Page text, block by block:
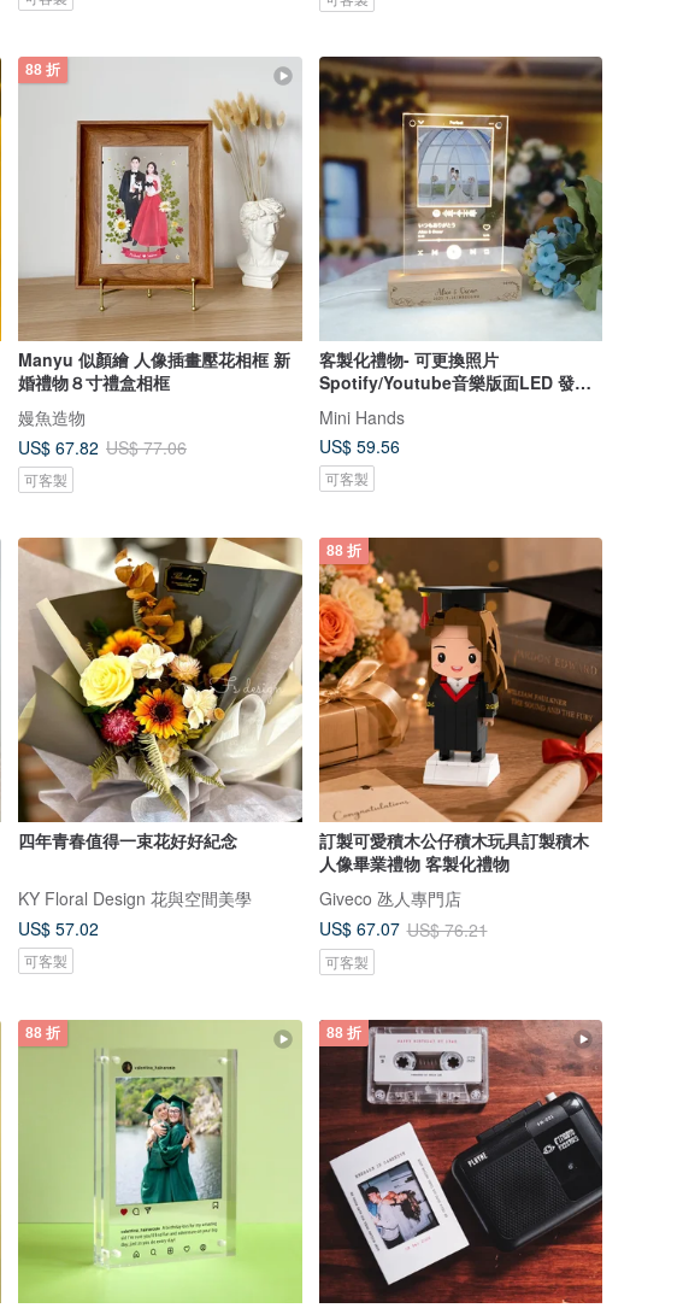
88 折
Manyu 似顏繪 人像插畫壓花相框 新
婚禮物８寸禮盒相框
嫚魚造物
US$ 67.82 US$ 77.06
可客製
客製化禮物- 可更換照片
Spotify/Youtube音樂版面LED 發光
Mini Hands
US$ 59.56
可客製
四年青春值得一束花好好紀念
KY Floral Design 花與空間美學
US$ 57.02
可客製
88 折
訂製可愛積木公仔積木玩具訂製積木
人像畢業禮物 客製化禮物
Giveco 氹人專門店
US$ 67.07 US$ 76.21
可客製
88 折 88 折